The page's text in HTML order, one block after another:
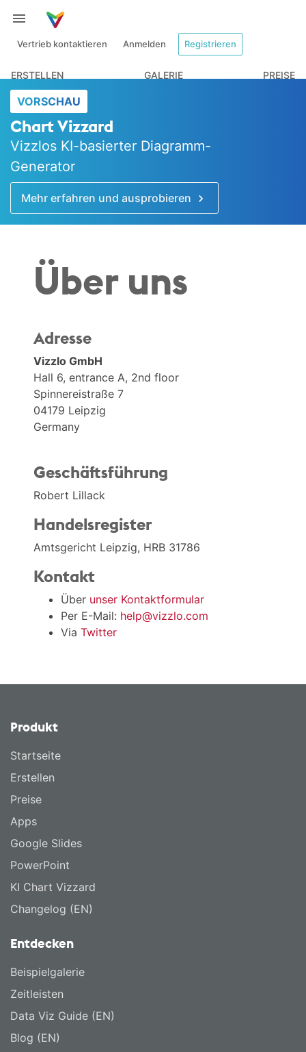
Vertrieb kontaktieren Anmelden Registrieren
ERSTELLEN GALERIE PREISE
VORSCHAU
Chart Vizzard
Vizzlos KI-basierter Diagramm-
Generator
Mehr erfahren und ausprobieren
Über uns
Adresse
Vizzlo GmbH
Hall 6, entrance A, 2nd floor
Spinnereistraße 7
04179 Leipzig
Germany
Geschäftsführung
Robert Lillack
Handelsregister
Amtsgericht Leipzig, HRB 31786
Kontakt
Über unser Kontaktformular
Per E-Mail: help@vizzlo.com
Via Twitter
Produkt
Startseite
Erstellen
Preise
Apps
Google Slides
PowerPoint
KI Chart Vizzard
Changelog (EN)
Entdecken
Beispielgalerie
Zeitleisten
Data Viz Guide (EN)
Blog (EN)